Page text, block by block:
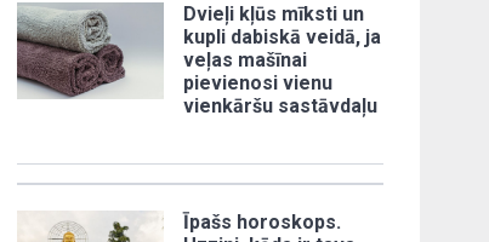
Dvieļi kļūs mīksti un
kupli dabiskā veidā, ja
veļas mašīnai
pievienosi vienu
vienkāršu sastāvdaļu
Īpašs horoskops.